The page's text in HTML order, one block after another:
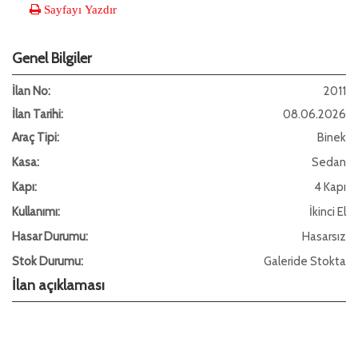
Sayfayı Yazdır
Genel Bilgiler
İlan No:
2011
İlan Tarihi:
08.06.2026
Araç Tipi:
Binek
Kasa:
Sedan
Kapı:
4 Kapı
Kullanımı:
İkinci El
Hasar Durumu:
Hasarsız
Stok Durumu:
Galeride Stokta
İlan açıklaması